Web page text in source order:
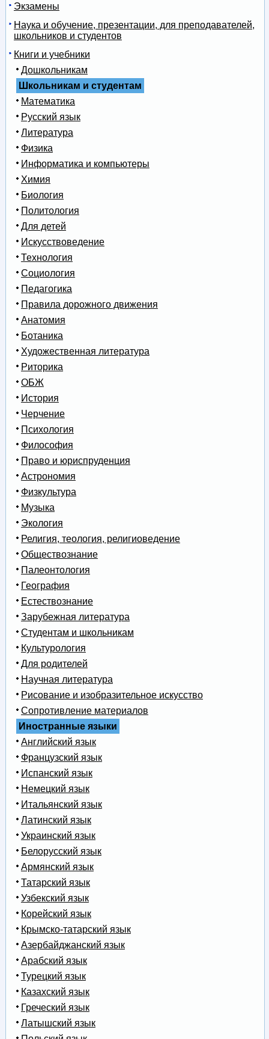
Экзамены
Наука и обучение, презентации, для преподавателей,
школьников и студентов
Книги и учебники
Дошкольникам
Школьникам и студентам
Математика
Русский язык
Литература
Физика
Информатика и компьютеры
Химия
Биология
Политология
Для детей
Искусствоведение
Технология
Социология
Педагогика
Правила дорожного движения
Анатомия
Ботаника
Художественная литература
Риторика
ОБЖ
История
Черчение
Психология
Философия
Право и юриспруденция
Астрономия
Физкультура
Музыка
Экология
Религия, теология, религиоведение
Обществознание
Палеонтология
География
Естествознание
Зарубежная литература
Студентам и школьникам
Культурология
Для родителей
Научная литература
Рисование и изобразительное искусство
Сопротивление материалов
Иностранные языки
Английский язык
Французский язык
Испанский язык
Немецкий язык
Итальянский язык
Латинский язык
Украинский язык
Белорусский язык
Армянский язык
Татарский язык
Узбекский язык
Корейский язык
Крымско-татарский язык
Азербайджанский язык
Арабский язык
Турецкий язык
Казахский язык
Греческий язык
Латышский язык